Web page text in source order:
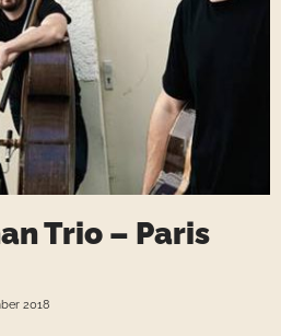
Trio – Paris
2018